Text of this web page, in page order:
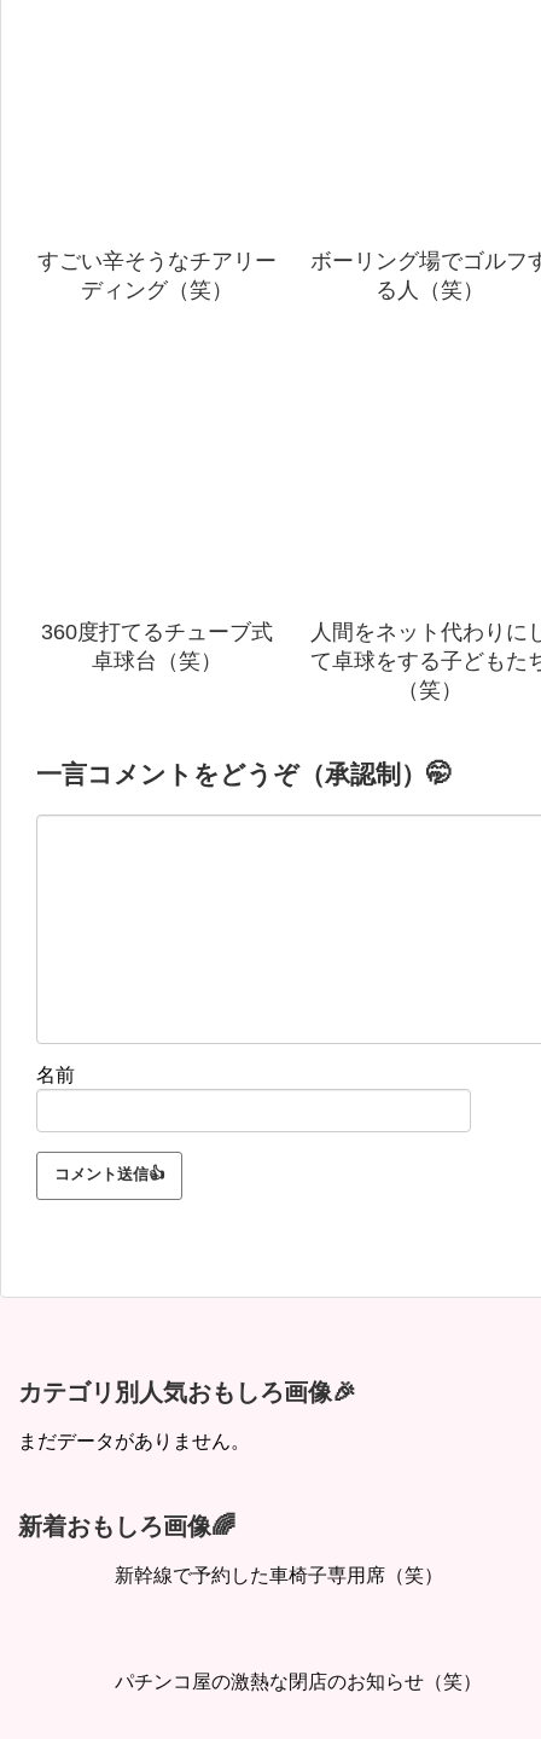
すごい辛そうなチアリー
ディング（笑）
ボーリング場でゴルフ
る人（笑）
360度打てるチューブ式
卓球台（笑）
人間をネット代わりに
て卓球をする子どもた
（笑）
一言コメントをどうぞ（承認制）🤭
名前
カテゴリ別人気おもしろ画像🎉
まだデータがありません。
新着おもしろ画像🌈
新幹線で予約した車椅子専用席（笑）
パチンコ屋の激熱な閉店のお知らせ（笑）